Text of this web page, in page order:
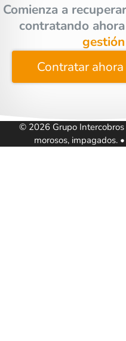
Comienza a
contratando
Contratar ahora
© 2026 Grupo
morosos, impagados.•